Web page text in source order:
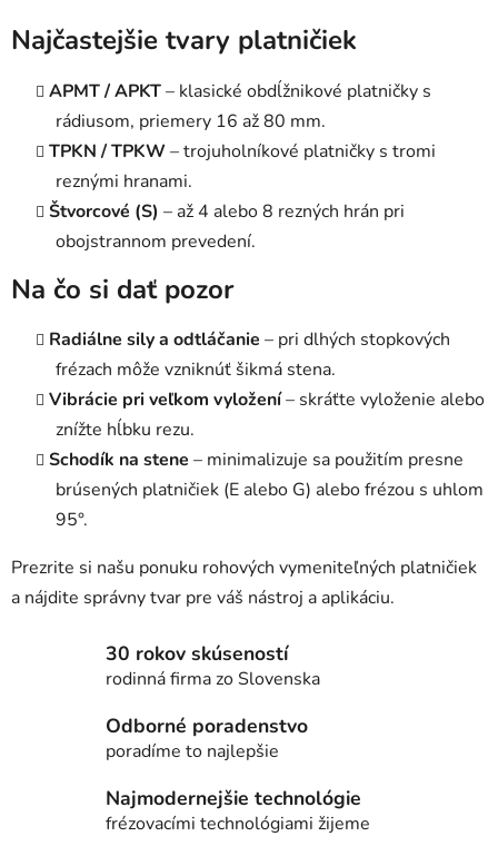
k
y
v
ý
p
i
u
Najčastejšie tvary platničiek
APMT / APKT– klasické obdĺžnikové platničky s
rádiusom, priemery 16 až 80 mm.
TPKN / TPKW– trojuholníkové platničky s tromi
reznými hranami.
Štvorcové (S) – až 4 alebo 8 rezných hrán pri
obojstrannom prevedení.
Na čo si dať pozor
Radiálne sily a odtláčanie – pri dlhých stopkových
frézach môže vzniknúť šikmá stena.
Vibrácie pri veľkom vyložení– skráťte vyloženie alebo
znížte hĺbku rezu.
Schodík na stene – minimalizuje sa použitím presne
brúsených platničiek (E alebo G) alebo frézou s uhlom
95°.
Prezrite si našu ponuku rohových vymeniteľných platničiek
a nájdite správny tvar pre váš nástroj a aplikáciu.
30 rokov skúseností
rodinná firma zo Slovenska
Odborné poradenstvo
poradíme to najlepšie
Najmodernejšie technológie
frézovacími technológiami žijeme